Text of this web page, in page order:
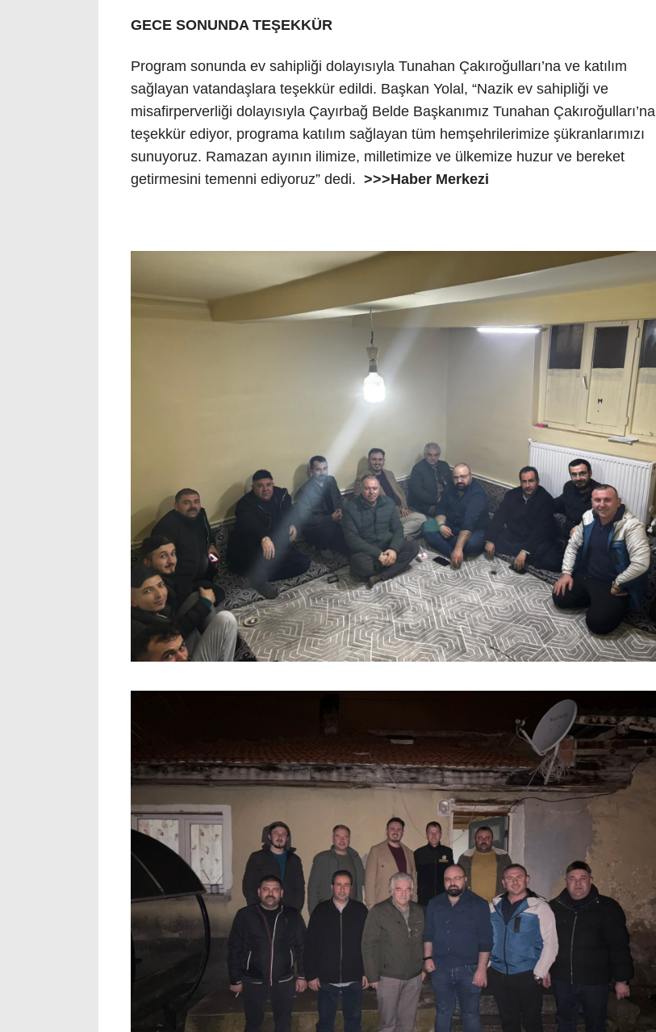
GECE SONUNDA TEŞEKKÜR
Program sonunda ev sahipliği dolayısıyla Tunahan Çakıroğulları’na ve katılım
sağlayan vatandaşlara teşekkür edildi. Başkan Yolal, “Nazik ev sahipliği ve
misafirperverliği dolayısıyla Çayırbağ Belde Başkanımız Tunahan Çakıroğulları’na
teşekkür ediyor, programa katılım sağlayan tüm hemşehrilerimize şükranlarımızı
sunuyoruz. Ramazan ayının ilimize, milletimize ve ülkemize huzur ve bereket
getirmesini temenni ediyoruz” dedi. >>>Haber Merkezi